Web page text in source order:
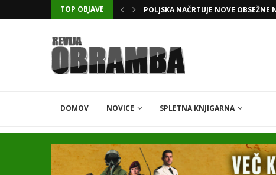
TOP OBJAVE KATARSKI DELNIČAR ZAPLETEL
DOMOV NOVICE SPLETNA KNJIGARNA